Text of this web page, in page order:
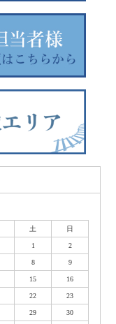
土 日
1 2
8 9
15 16
22 23
29 30